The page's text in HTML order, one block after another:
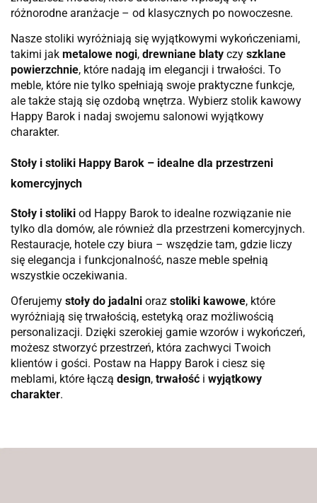
różnorodne aranżacje – od klasycznych po nowoczesne.
Nasze stoliki wyróżniają się wyjątkowymi wykończeniami,
takimi jak metalowe nogi, drewniane blaty czy szklane
powierzchnie, które nadają im elegancji i trwałości. To
meble, które nie tylko spełniają swoje praktyczne funkcje,
ale także stają się ozdobą wnętrza. Wybierz stolik kawowy
Happy Barok i nadaj swojemu salonowi wyjątkowy
charakter.
Stoły i stoliki Happy Barok – idealne dla przestrzeni
komercyjnych
Stoły i stoliki od Happy Barok to idealne rozwiązanie nie
tylko dla domów, ale również dla przestrzeni komercyjnych.
Restauracje, hotele czy biura – wszędzie tam, gdzie liczy
się elegancja i funkcjonalność, nasze meble spełnią
wszystkie oczekiwania.
Oferujemy stoły do jadalni oraz stoliki kawowe, które
wyróżniają się trwałością, estetyką oraz możliwością
personalizacji. Dzięki szerokiej gamie wzorów i wykończeń,
możesz stworzyć przestrzeń, która zachwyci Twoich
klientów i gości. Postaw na Happy Barok i ciesz się
meblami, które łączą design, trwałość i wyjątkowy
charakter.